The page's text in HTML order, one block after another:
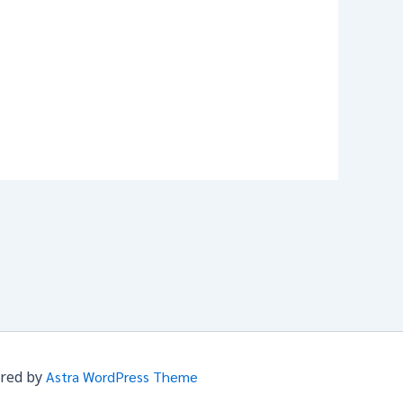
byAstra WordPress Theme